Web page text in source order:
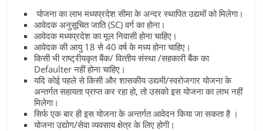
योजना का लाभ मध्यप्रदेश सीमा के अन्दर स्थापित उद्यमों को मिलेगा।
आवेदक अनुसूचित जाति (SC) वर्ग का होना।
आवेदक मध्यप्रदेश का मूल निवासी होना चाहिए।
आवेदक की आयु 18 से 40 वर्ष के मध्य होना चाहिए।
किसी भी राष्‍ट्रीयकृत बैंक/ वित्‍तीय संस्‍था /सहकारी बैंक का
Defaulter नहीं होना चाहिए।
यदि कोई पहले से किसी और शासकीय उद्यमी/स्वरोजगार योजना के
अन्तर्गत सहायता प्राप्त कर रहा हो, तो उसको इस योजना का लाभ नहीं
मिलेगा।
सिर्फ एक बार ही इस योजना के अन्तर्गत आवेदन किया जा सकता है ।
योजना उद्योग/सेवा व्यवसाय क्षेत्र के लिए होगी।